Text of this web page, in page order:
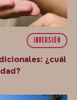
INVERSIÓN
¿cuál